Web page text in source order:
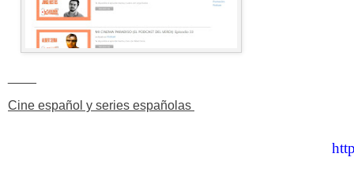
Cine español y series españolas